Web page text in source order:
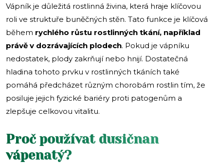
Vápník je důležitá rostlinná živina, která hraje klíčovou
roli ve struktuře buněčných stěn. Tato funkce je klíčová
během rychlého růstu rostlinných tkání, například
právě v dozrávajících plodech. Pokud je vápníku
nedostatek, plody zakrňují nebo hnijí. Dostatečná
hladina tohoto prvku v rostlinných tkáních také
pomáhá předcházet různým chorobám rostlin tím, že
posiluje jejich fyzické bariéry proti patogenům a
zlepšuje celkovou vitalitu.
Proč používat dusičnan
vápenatý?